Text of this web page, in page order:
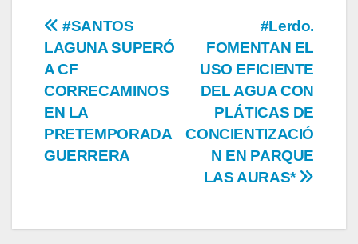
Navegación
de
entradas
#Lerdo.
FOMENTAN EL
USO EFICIENTE
DEL AGUA CON
PLÁTICAS DE
CONCIENTIZACIÓ
N EN PARQUE
LAS AURAS*
#SANTOS
LAGUNA SUPERÓ
A CF
CORRECAMINOS
EN LA
PRETEMPORADA
GUERRERA